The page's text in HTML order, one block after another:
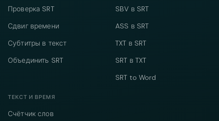
Проверка SRT
Сдвиг времени
Субтитры в текст
Объединить SRT
SBV в SRT
ASS в SRT
TXT в SRT
SRT в TXT
SRT to Word
ТЕКСТ И ВРЕМЯ
Счётчик слов